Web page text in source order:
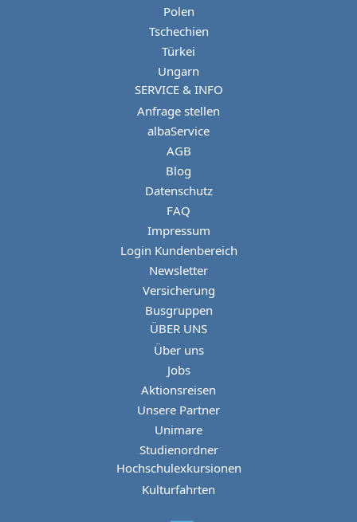
Polen
Tschechien
Türkei
Ungarn
SERVICE & INFO
Anfrage stellen
albaService
AGB
Blog
Datenschutz
FAQ
Impressum
Login Kundenbereich
Newsletter
Versicherung
Busgruppen
ÜBER UNS
Über uns
Jobs
Aktionsreisen
Unsere Partner
Unimare
Studienordner
Hochschulexkursionen
Kulturfahrten